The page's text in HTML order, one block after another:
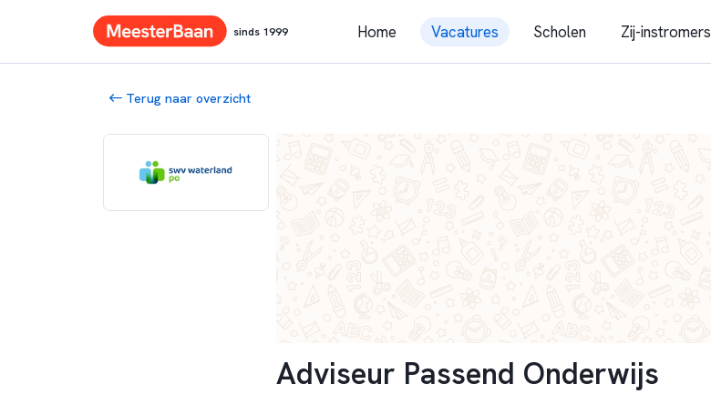
sinds 1999 Home Vacatures Scholen Zij-instromers
Terug naar overzicht
Adviseur Passend Onderwijs